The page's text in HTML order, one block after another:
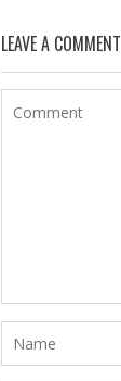
LEAVE A COMMENT